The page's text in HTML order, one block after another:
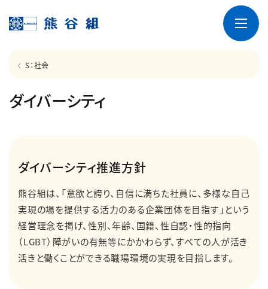
S：社会
ダイバーシティ
ダイバーシティ推進方針
熊谷組は、「意欲と誇り、自信に満ちた社員に、多様な自己
実現の場を提供する活力のある企業団体を目指す」という
経営理念を掲げ、性別、年齢、国籍、性自認・性的指向
（LGBT）障がいの有無等にかかわらず、すべての人が活き
活きと働くことができる職場環境の実現を目指します。